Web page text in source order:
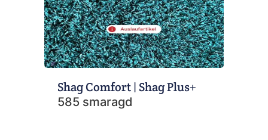
Shag Comfort | Shag Plus+
585 smaragd